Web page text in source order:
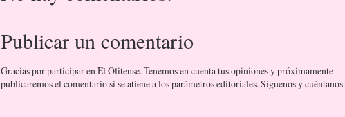
Publicar un comentario
Gracias por participar en El Olitense. Tenemos en cuenta tus opiniones y próximamente
publicaremos el comentario si se atiene a los parámetros editoriales. Síguenos y cuéntanos.